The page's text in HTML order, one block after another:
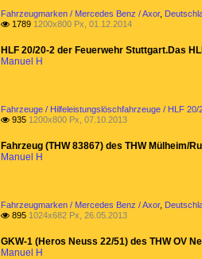
Fahrzeugmarken / Mercedes Benz / Axor,
 1789 1200x800 Px, 01.12.2014
HLF 20/20-2 der Feuerwehr Stuttgart.Das
Manuel H
Fahrzeuge / Hilfeleistungslöschfahrzeuge / HLF 20/
 935 1200x800 Px, 07.10.2013
Fahrzeug (THW 83867) des THW Mülheim/
Manuel H
Fahrzeugmarken / Mercedes Benz / Axor,
 895 1024x682 Px, 26.05.2013
GKW-1 (Heros Neuss 22/51) des THW OV
Manuel H